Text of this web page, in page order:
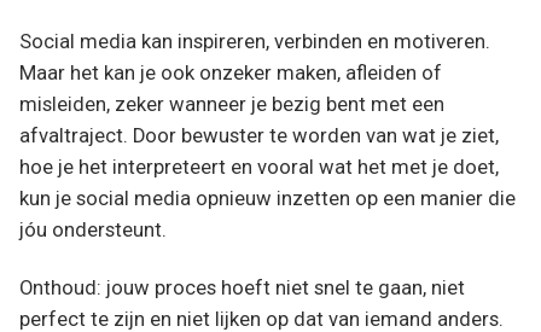
Social media kan inspireren, verbinden en motiveren.
Maar het kan je ook onzeker maken, afleiden of
misleiden, zeker wanneer je bezig bent met een
afvaltraject. Door bewuster te worden van wat je ziet,
hoe je het interpreteert en vooral wat het met je doet,
kun je social media opnieuw inzetten op een manier die
jóu ondersteunt.
Onthoud: jouw proces hoeft niet snel te gaan, niet
perfect te zijn en niet lijken op dat van iemand anders.